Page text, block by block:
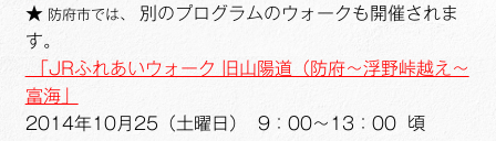
★防府市では、
別のプログラムのウォークも開催されま
す。
「JRふれあいウォーク 旧山陽道（防府～浮野峠越え～
富海」
2014年10月25（土曜日） 9：00～13：00 頃